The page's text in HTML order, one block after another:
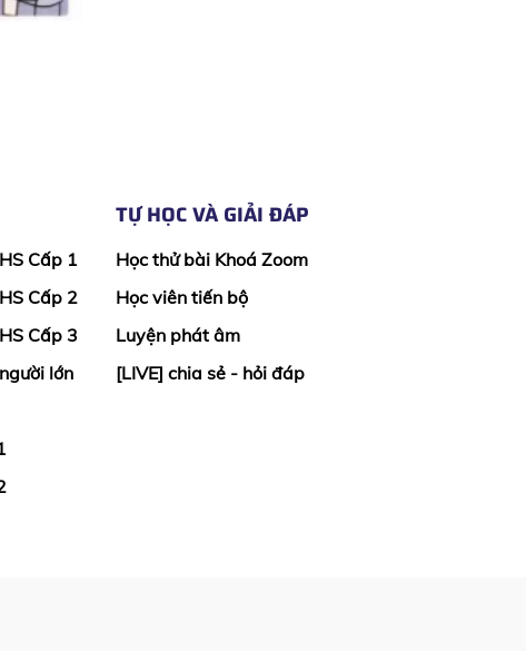
Cấp 1
Cấp 2
Cấp 3
lớn
TỰ HỌC VÀ GIẢI ĐÁP
Học thử bài Khoá Zoom
Học viên tiến bộ
Luyện phát âm
[LIVE] chia sẻ - hỏi đáp